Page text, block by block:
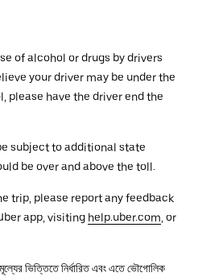
of alcohol or drugs by drivers
your driver may be under the
please have the driver end the
subject to additional state
be over and above the toll.
trip, please report any feedback
app, visiting help.uber.com , or
ভিত্তিতে নির্ধারিত এবং এতে ভৌগোলিক